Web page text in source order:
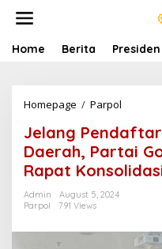
Home Berita Presiden
Homepage / Parpol
l
a
n
g
d
Jelang
Daerah, Partai
Rapat
Admin
August 5, 2024
Parpol
791 Views